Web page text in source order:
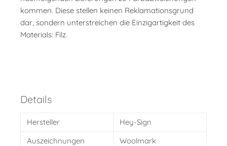
kommen. Diese stellen keinen Reklamationsgrund
dar, sondern unterstreichen die Einzigartigkeit des
Materials: Filz.
Details
Hersteller
Hey-Sign
Auszeichnungen
Woolmark